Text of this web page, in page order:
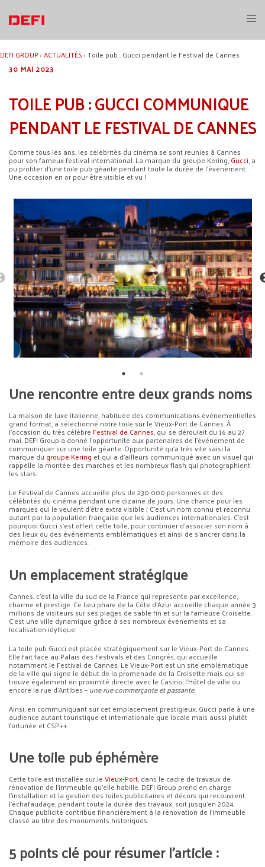
contenu
DEFI GROUP›ACTUALITÉS›Toile pub : Gucci pendant le Festival de Cannes
30 MAI 2023
TOILE PUB : GUCCI COMMUNIQUE
PENDANT LE FESTIVAL DE CANNES
Comme tous les ans, les célébrités du cinéma se sont réunies à Cannes
pour son fameux festival international. La marque du groupe Kering,Gucci, a
pu profiter d’une toile pub géante pendant toute la durée de l’évènement.
Une occasion en or pour être visible et vu !
Une rencontre entre deux grands noms
La maison de luxe italienne, habituée des communications événementielles
grand format, a sélectionné notre toile sur le Vieux-Port de Cannes. À
l’occasion du très célèbre Festival de Cannes, qui se déroulait du 16 au 27
mai, DEFI Group a donné l’opportunité aux partenaires de l’événement de
communiquer sur une toile géante. Opportunité qu’a très vite saisi la
marque du groupe Kering et qui a d’ailleurs communiqué avec un visuel qui
rappelle la montée des marches et les nombreux flash qui photographient
les stars.
Le Festival de Cannes accueille plus de 230 000 personnes et des
célébrités du cinéma pendant une dizaine de jours. Une chance pour les
marques qui le veulent d’être extra visible ! C’est un nom connu et reconnu
autant par la population française que les audiences internationales. C’est
pourquoi Gucci s’est offert cette toile, pour continuer d’associer son nom à
des lieux ou des événements emblématiques et ainsi de s’ancrer dans la
mémoire des audiences.
Un emplacement stratégique
Cannes, c’est la ville du sud de la France qui représente par excellence,
charme et prestige. Ce lieu phare de la Côte d’Azur accueille chaque année 3
millions de visiteurs sur ses plages de sable fin et sur la fameuse Croisette.
C’est une ville dynamique grâce à ses nombreux événements et sa
localisation idyllique.
La toile pub Gucci est placée stratégiquement sur le Vieux-Port de Cannes.
Elle fait face au Palais des Festivals et des Congrès, qui accueille
notamment le Festival de Cannes. Le Vieux-Port est un site emblématique
de la ville qui signe le début de la promenade de la Croisette mais qui se
trouve également en proximité directe avec le Casino, l’Hôtel de ville ou
encore la rue d’Antibes –une rue commerçante et passante.
Ainsi, en communiquant sur cet emplacement prestigieux, Gucci parle à une
audience autant touristique et internationale que locale mais aussi plutôt
fortunée et CSP++.
Une toile pub éphémère
Cette toile est installée sur leVieux-Port, dans le cadre de travaux de
rénovation de l’immeuble qu’elle habille. DEFI Group prend en charge
l’installation et la gestion des toiles publicitaires et décors qui recouvrent
l’échafaudage, pendant toute la durée des travaux, soit jusqu’en 2024.
Chaque publicité contribue financièrement à la rénovation de l’immeuble
classé au titre des monuments historiques.
5 points clé pour résumer l’article :